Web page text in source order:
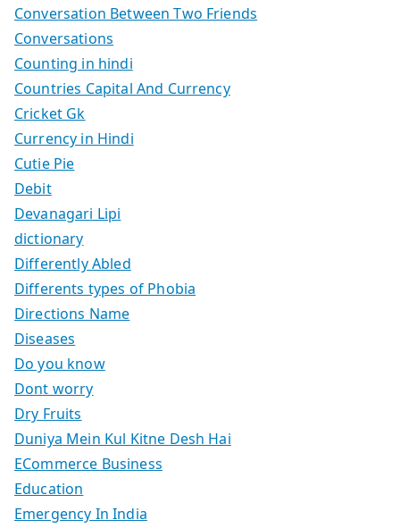
Conversation Between Two Friends
Conversations
Counting in hindi
Countries Capital And Currency
Cricket Gk
Currency in Hindi
Cutie Pie
Debit
Devanagari Lipi
dictionary
Differently Abled
Differents types of Phobia
Directions Name
Diseases
Do you know
Dont worry
Dry Fruits
Duniya Mein Kul Kitne Desh Hai
ECommerce Business
Education
Emergency In India